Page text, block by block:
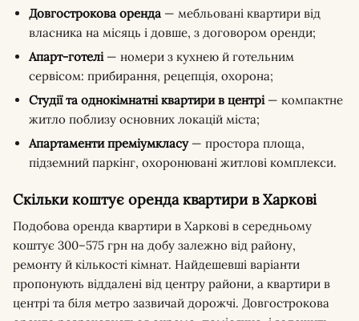
Довгострокова оренда — мебльовані квартири від
власника на місяць і довше, з договором оренди;
Апарт-готелі— номери з кухнею й готельним
сервісом: прибирання, рецепція, охорона;
Студії та однокімнатні квартири в центрі— компактне
житло поблизу основних локацій міста;
Апартаменти преміумкласу— простора площа,
підземний паркінг, охоронювані житлові комплекси.
Скільки коштує оренда квартири в Харкові
Подобова оренда квартири в Харкові в середньому
коштує 300–575 грн на добу залежно від району,
ремонту й кількості кімнат. Найдешевші варіанти
пропонують віддалені від центру райони, а квартири в
центрі та біля метро зазвичай дорожчі. Довгострокова